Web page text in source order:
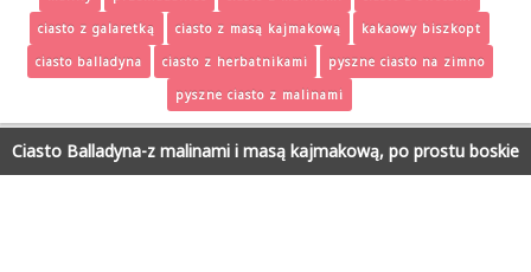
ciasto z galaretką
ciasto z masą kajmakową
kakaowy biszkopt
ciasto balladyna
ciasto z herbatnikami
pyszne ciasto na zimno
pyszne ciasto z malinami
Ciasto Balladyna-z malinami i masą kajmakową, po prostu boskie